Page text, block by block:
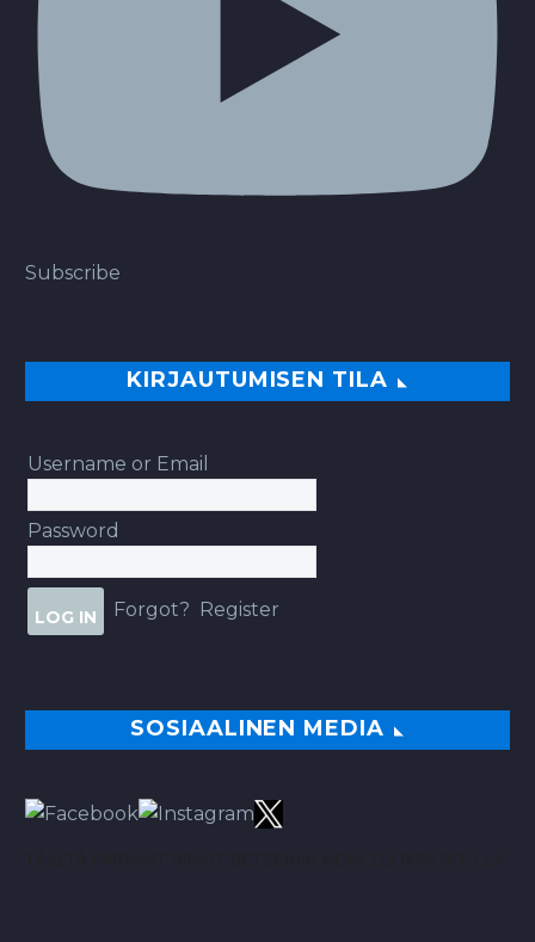
Subscribe
KIRJAUTUMISEN TILA
Username or Email
Password
Forgot? Register
SOSIAALINEN MEDIA